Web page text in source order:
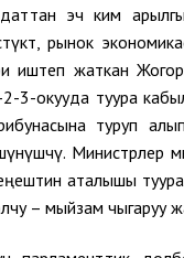
эч ким
рынок
иштеп жаткан
3-окууда туура
туруп
аталышы
– мыйзам чыгаруу